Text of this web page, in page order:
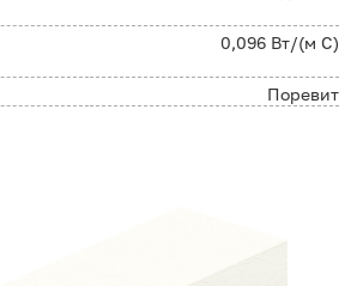
0,096 Вт/(м С)
Поревит